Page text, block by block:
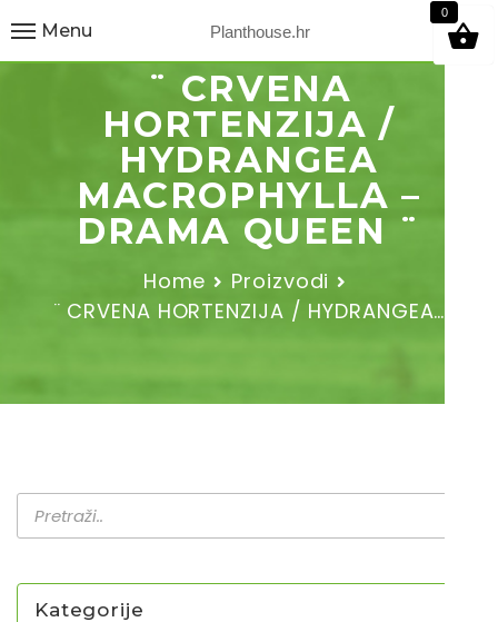
Planthouse.hr
Menu
9
¨ CRVENA
HORTENZIJA /
HYDRANGEA
MACROPHYLLA –
DRAMA QUEEN ¨
Home
Proizvodi
¨ CRVENA HORTENZIJA / HYDRANGEA…
Kategorije
0